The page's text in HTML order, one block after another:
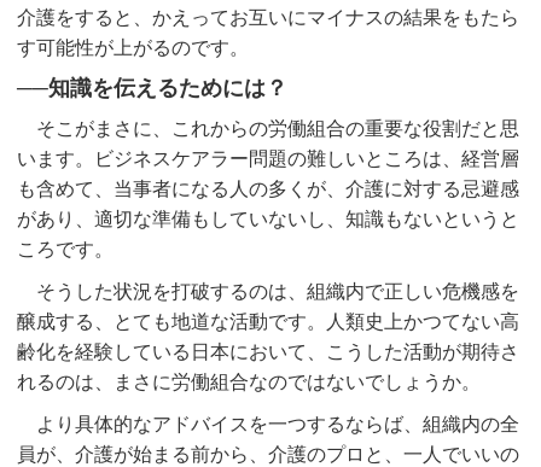
介護をすると、かえってお互いにマイナスの結果をもたら
す可能性が上がるのです。
──知識を伝えるためには？
そこがまさに、これからの労働組合の重要な役割だと思
います。ビジネスケアラー問題の難しいところは、経営層
も含めて、当事者になる人の多くが、介護に対する忌避感
があり、適切な準備もしていないし、知識もないというと
ころです。
そうした状況を打破するのは、組織内で正しい危機感を
醸成する、とても地道な活動です。人類史上かつてない高
齢化を経験している日本において、こうした活動が期待さ
れるのは、まさに労働組合なのではないでしょうか。
より具体的なアドバイスを一つするならば、組織内の全
員が、介護が始まる前から、介護のプロと、一人でいいの